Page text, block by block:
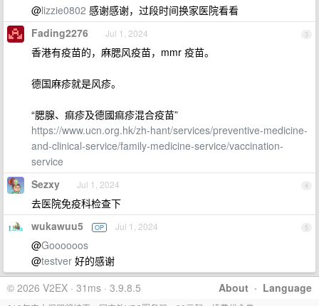
@lizzie0802 感谢感谢，过段时间换家医院看看
3
Fading2276 Jul 1, 2024
香港有疫苗的，麻腮风疫苗，mmr 疫苗。
德国麻疹就是风疹。
“腮腺、痲疹及德國痲疹混合疫苗”
https://www.ucn.org.hk/zh-hant/services/preventive-medicine-
and-clinical-service/family-medicine-service/vaccination-
service
4
Sezxy Jul 1, 2024
去医院免疫科检查下
5
wukawuu5 OP Jul 1, 2024
@Goooooos
@testver 好的感谢
About · Language
© 2026 V2EX · 31ms · 3.9.8.5